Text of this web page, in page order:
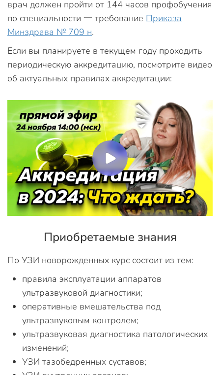
врач должен пройти от 144 часов профобучения
по специальности 一 требование Приказа
Минздрава № 709 н.
Если вы планируете в текущем году проходить
периодическую аккредитацию, посмотрите видео
об актуальных правилах аккредитации:
Приобретаемые знания
По УЗИ новорожденных курс состоит из тем:
правила эксплуатации аппаратов
ультразвуковой диагностики;
оперативные вмешательства под
ультразвуковым контролем;
ультразвуковая диагностика патологических
изменений;
УЗИ тазобедренных суставов;